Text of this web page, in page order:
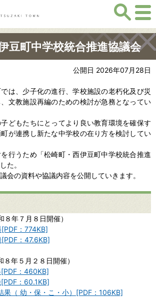
豆町中学校統合推進協議会
公開日 2026年07月28日
は、少子化の進行、学校施設の老朽化及び災
文教施設再編のための検討が急務となってい
どもたちにとってより良い教育環境を確保す
が連携し新たな中学校の在り方を検討してい
行うため「松崎町・西伊豆町中学校統合推進
た。
会の資料や協議内容を公開していきます。
年７月８日開催）
：774KB]
：47.6KB]
年５月２８日開催）
：460KB]
：60.1KB]
果（ 幼・保・こ・小）[PDF：106KB]